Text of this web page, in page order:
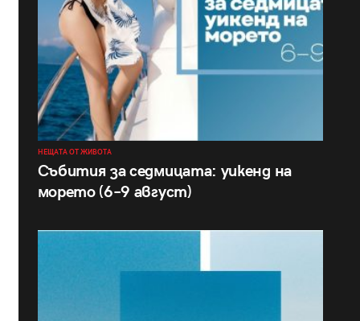
НЕЩАТА ОТ ЖИВОТА
Събития за седмицата: уикенд на
морето (6–9 август)